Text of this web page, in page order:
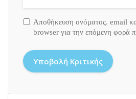
Αποθήκευση ονόματος. email
browser για την επόμενη φορά